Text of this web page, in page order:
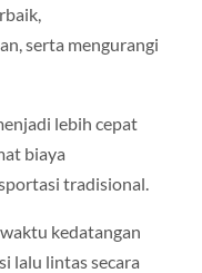
serta mengurangi
lebih cepat
biaya
tradisional.
kedatangan
lalu lintas secara